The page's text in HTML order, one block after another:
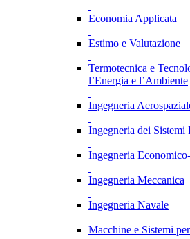
Economia Applicata
Estimo e Valutazione
Termotecnica e
l’Energia e l’Ambiente
Ingegneria
Ingegneria dei Sistemi
Ingegneria
Ingegneria Meccanica
Ingegneria Navale
Macchine e Sistemi